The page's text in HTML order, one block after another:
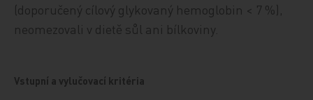
(doporučený cílový glykovaný hemoglobin < 7 %),
neomezovali v dietě sůl ani bílkoviny.
Vstupní a vylučovací kritéria